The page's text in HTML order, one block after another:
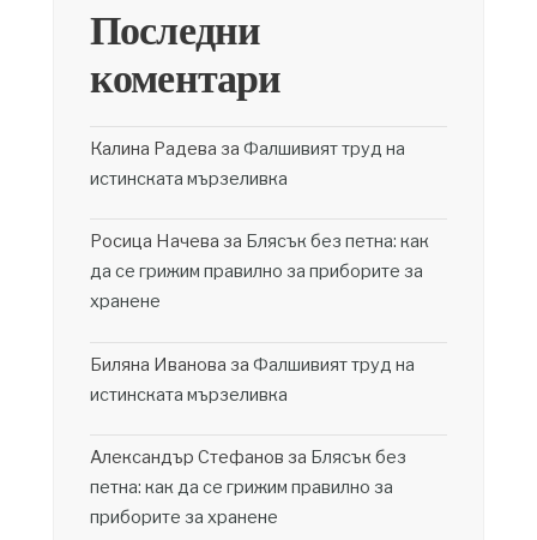
Последни
коментари
Калина Радева за Фалшивият труд на
истинската мързеливка
Росица Начева за Блясък без петна: как
да се грижим правилно за приборите за
хранене
Биляна Иванова за Фалшивият труд на
истинската мързеливка
Александър Стефанов за Блясък без
петна: как да се грижим правилно за
приборите за хранене